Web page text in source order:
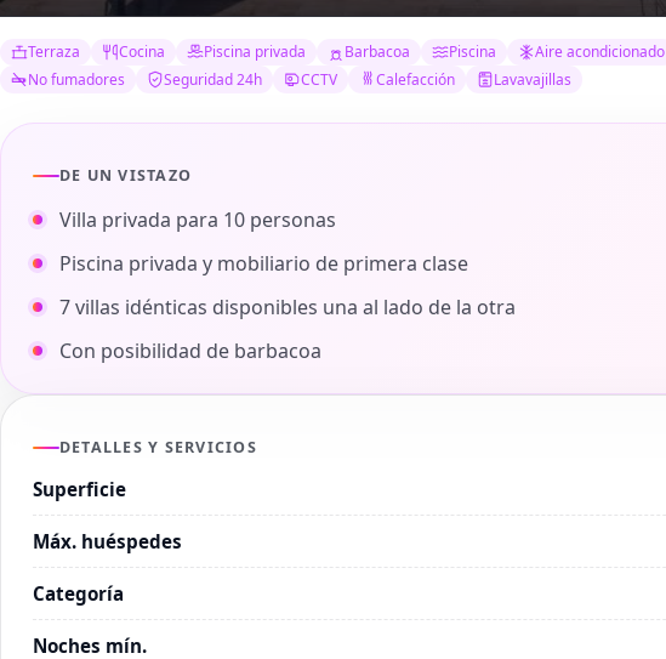
Terraza Cocina Piscina privada Barbacoa Piscina Aire acondicionado
No fumadores
Seguridad 24h CCTV Calefacción Lavavajillas
DE UN VISTAZO
Villa privada para 10 personas
Piscina privada y mobiliario de primera clase
7 villas idénticas disponibles una al lado de la otra
Con posibilidad de barbacoa
DETALLES Y SERVICIOS
Superficie
Máx. huéspedes
Categoría
Noches mín.